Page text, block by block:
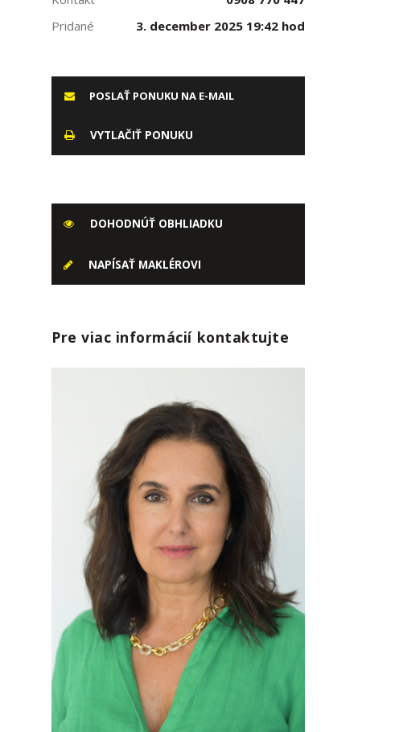
Pridané
3. december 2025 19:42 hod
POSLAŤ PONUKU NA E-MAIL
VYTLAČIŤ PONUKU
DOHODNÚŤ OBHLIADKU
NAPÍSAŤ MAKLÉROVI
Pre viac informácií kontaktujte